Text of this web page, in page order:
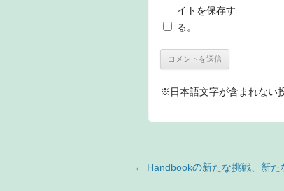
イトを保存す
る。
※日本語文字が含まれない
投稿ナビゲーション
← Handbookの新たな挑戦、新た